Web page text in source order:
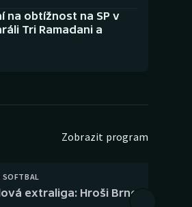
na obtížnost na SP v
Tri Ramadani a
Zobrazit program
SOFTBAL
extraliga: Hroši Brno – Eagles